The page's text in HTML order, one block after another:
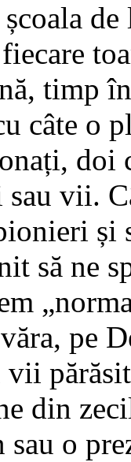
timp
câte o
doi
vii.
să ne
pe
din
o